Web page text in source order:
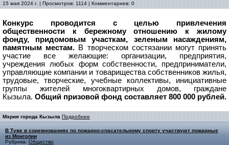
15 мая 2024 г. | Просмотров: 1114 | Комментариев: 0
Конкурс проводится с целью привлечения
общественности к бережному отношению к жилому
фонду, придомовым участкам, зеленым насаждениям,
памятным местам. В творческом состязании могут принять
участие все желающие: организации, предприятия,
учреждения любых форм собственности, предприниматели,
управляющие компании и товарищества собственников жилья,
трудовые, творческие, учебные коллективы, инициативные
группы жителей многоквартирных домов, граждане
Кызыла. Общий призовой фонд составляет 800 000 рублей.
Мэрия города Кызыла Подробнее
В Туве в соревнованиях по пожарно-спасательному спорту участвуют пожарные
из Монголии
Рубрика: Общество